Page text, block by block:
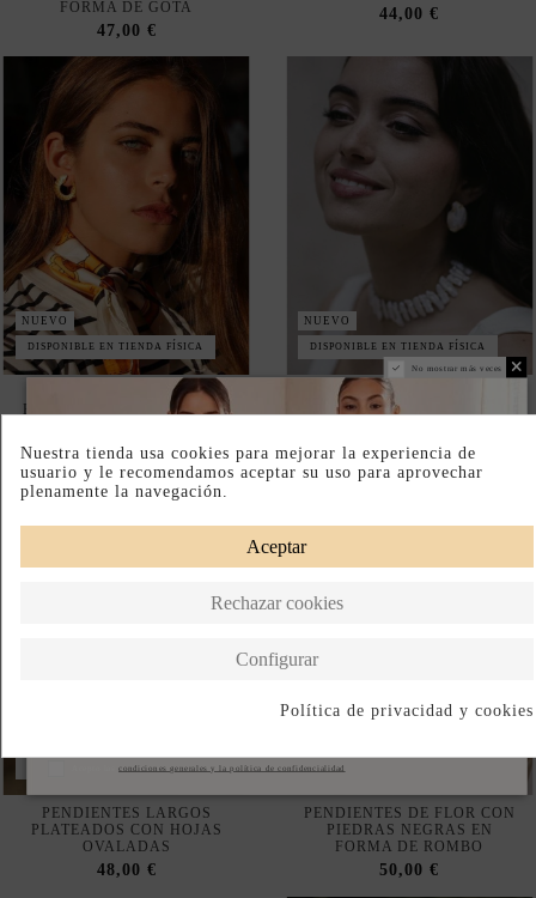
NUEVO
DISPONIBLE EN TIENDA FÍSICA
PENDIENTES DE ESPIRAL
ESCALONADA ELEGANTES
45,00 €
DISPONIBLE EN TIENDA FÍSICA
PENDIENTES CON PERLA
IRREGULAR DE DISEÑO
ELEGANTE
44,00 €
PENDIENTES LARGOS
PLATEADOS CON HOJAS
OVALADAS
48,00 €
DISPONIBLE EN TIENDA FÍSICA
PENDIENTES DE FLOR CON
PIEDRAS NEGRAS EN
FORMA DE ROMBO
50,00 €